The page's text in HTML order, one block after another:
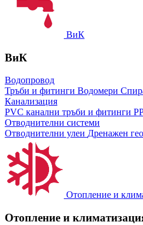
ВиК
ВиК
Водопровод
Тръби и фитинги Водомери
Канализация
PVC канални тръби и фитинги
Отводнителни системи
Отводнителни улеи Дренажен
Отопление и
Отопление и